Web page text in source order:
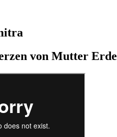
von Mutter Erde